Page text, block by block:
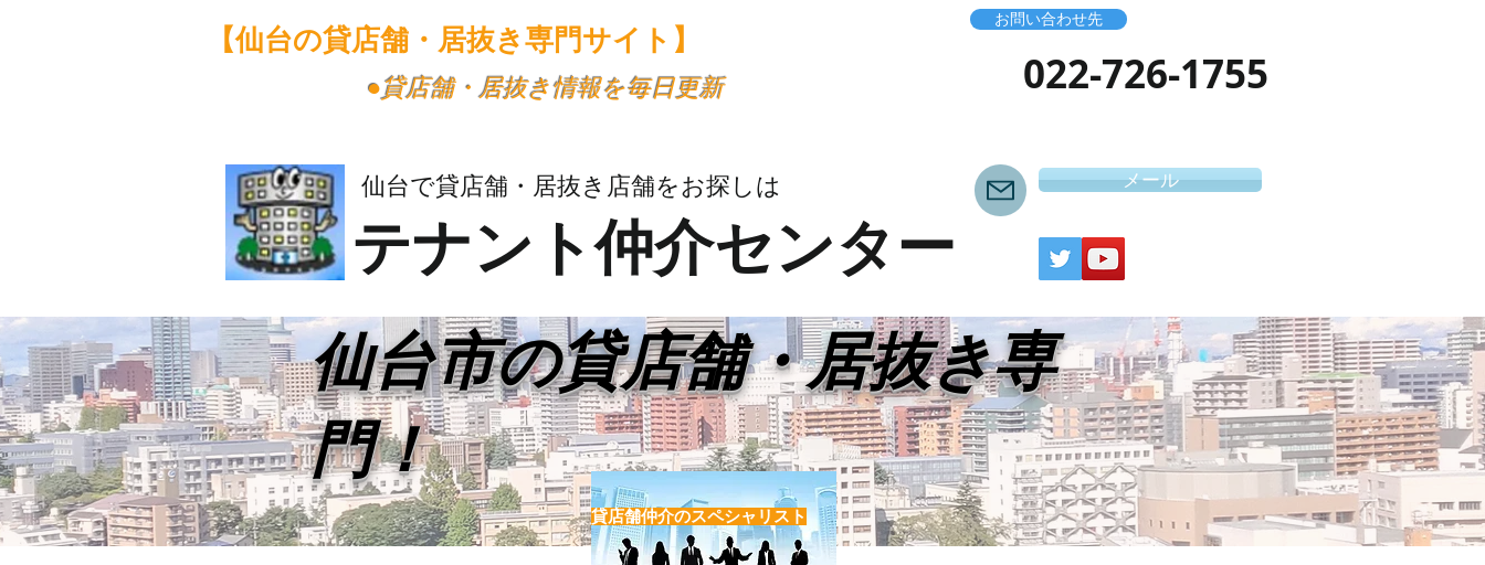
【仙台の貸店舗・居抜き専門サイト】
​●貸店舗・居抜き情報を毎日更新
仙台で貸店舗・居抜き店舗をお探しは
テナント仲介センター
お問い合わせ先
​022-726-1755
メール
​仙台市の貸店舗・居抜き専
門！
貸店舗仲介のスペシャリスト